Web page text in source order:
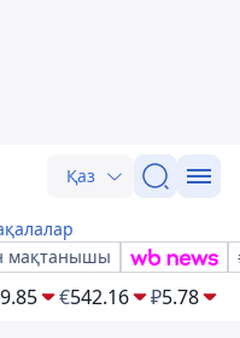
Қаз
мақтанышы
€542.16 ₽5.78